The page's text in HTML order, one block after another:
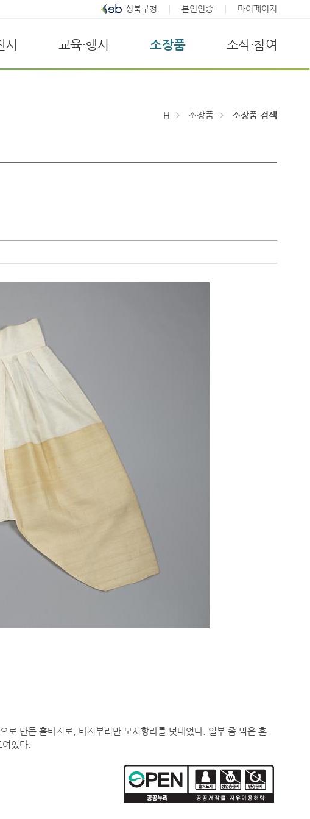
성북구청 본인인증 마이페이지
시 교육·행사 소장품 소식·참여
H 소장품 소장품 검색
로 만든 홑바지로, 바지부리만 모시항라를 덧대었다. 일부 좀 먹은 흔
있다.